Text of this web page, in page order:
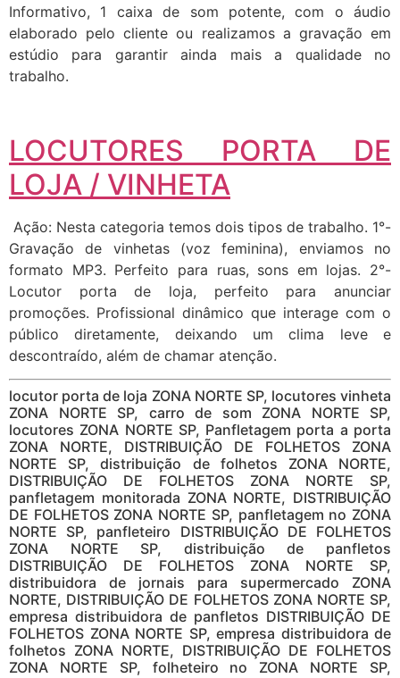
Informativo, 1 caixa de som potente, com o áudio
elaborado pelo cliente ou realizamos a gravação em
estúdio para garantir ainda mais a qualidade no
trabalho.
LOCUTORES PORTA DE
LOJA / VINHETA
Ação: Nesta categoria temos dois tipos de trabalho. 1°-
Gravação de vinhetas (voz feminina), enviamos no
formato MP3. Perfeito para ruas, sons em lojas. 2°-
Locutor porta de loja, perfeito para anunciar
promoções. Profissional dinâmico que interage com o
público diretamente, deixando um clima leve e
descontraído, além de chamar atenção.
locutor porta de loja ZONA NORTE SP, locutores vinheta
ZONA NORTE SP, carro de som ZONA NORTE SP,
locutores ZONA NORTE SP, Panfletagem porta a porta
ZONA NORTE, DISTRIBUIÇÃO DE FOLHETOS ZONA
NORTE SP, distribuição de folhetos ZONA NORTE,
DISTRIBUIÇÃO DE FOLHETOS ZONA NORTE SP,
panfletagem monitorada ZONA NORTE, DISTRIBUIÇÃO
DE FOLHETOS ZONA NORTE SP, panfletagem no ZONA
NORTE SP, panfleteiro DISTRIBUIÇÃO DE FOLHETOS
ZONA NORTE SP, distribuição de panfletos
DISTRIBUIÇÃO DE FOLHETOS ZONA NORTE SP,
distribuidora de jornais para supermercado ZONA
NORTE, DISTRIBUIÇÃO DE FOLHETOS ZONA NORTE SP,
empresa distribuidora de panfletos DISTRIBUIÇÃO DE
FOLHETOS ZONA NORTE SP, empresa distribuidora de
folhetos ZONA NORTE, DISTRIBUIÇÃO DE FOLHETOS
ZONA NORTE SP, folheteiro no ZONA NORTE SP,